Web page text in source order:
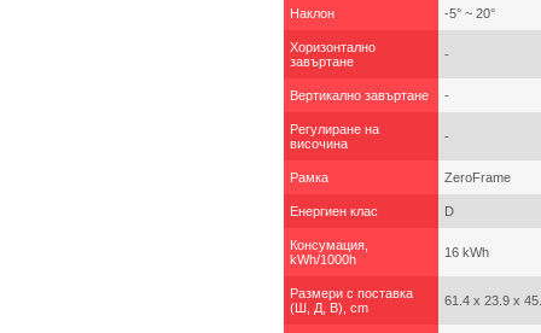
Наклон -5° ~ 20°
Хоризонтално
завъртане
-
Вертикално завъртане -
Регулиране на
височина
-
Рамка ZeroFrame
Енергиен клас D
Консумация,
kWh/1000h
16 kWh
Размери с поставка
(Ш, Д, В), cm
61.4 x 23.9 x